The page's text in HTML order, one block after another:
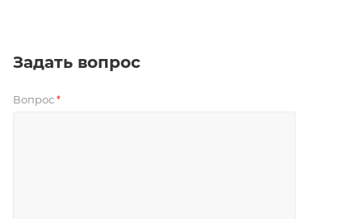
Задать вопрос
Вопрос *